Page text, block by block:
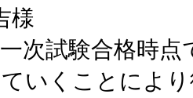
様
次試験合格時
いくことによ